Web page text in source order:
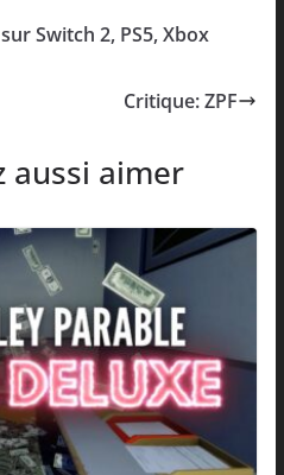
Switch 2, PS5, Xbox
Critique: ZPF
aussi aimer